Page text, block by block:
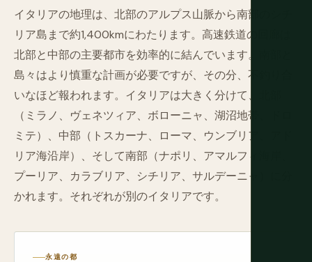
イタリアの地理は、北部のアルプス山脈から南部のシチ
リア島まで約1,400kmにわたります。高速鉄道の回廊は
北部と中部の主要都市を効率的に結んでいます。南部と
島々はより慎重な計画が必要ですが、その分、不釣り合
いなほど報われます。イタリアは大きく分けて、北部
（ミラノ、ヴェネツィア、ボローニャ、湖沼地帯、ドロ
ミテ）、中部（トスカーナ、ローマ、ウンブリア、アド
リア海沿岸）、そして南部（ナポリ、アマルフィ海岸、
プーリア、カラブリア、シチリア、サルデーニャ）に分
かれます。それぞれが別のイタリアです。
永遠の都